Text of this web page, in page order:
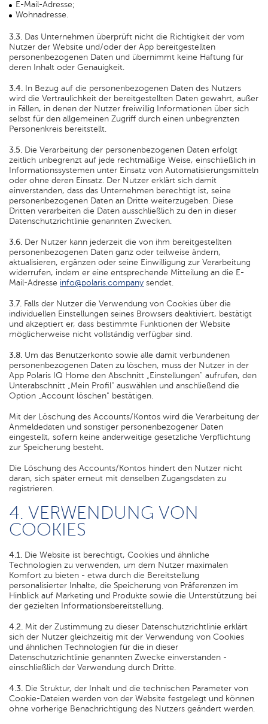
E-Mail-Adresse;
Wohnadresse.
3.3. Das Unternehmen überprüft nicht die Richtigkeit der vom
Nutzer der Website und/oder der App bereitgestellten
personenbezogenen Daten und übernimmt keine Haftung für
deren Inhalt oder Genauigkeit.
3.4. In Bezug auf die personenbezogenen Daten des Nutzers
wird die Vertraulichkeit der bereitgestellten Daten gewahrt, außer
in Fällen, in denen der Nutzer freiwillig Informationen über sich
selbst für den allgemeinen Zugriff durch einen unbegrenzten
Personenkreis bereitstellt.
3.5. Die Verarbeitung der personenbezogenen Daten erfolgt
zeitlich unbegrenzt auf jede rechtmäßige Weise, einschließlich in
Informationssystemen unter Einsatz von Automatisierungsmitteln
oder ohne deren Einsatz. Der Nutzer erklärt sich damit
einverstanden, dass das Unternehmen berechtigt ist, seine
personenbezogenen Daten an Dritte weiterzugeben. Diese
Dritten verarbeiten die Daten ausschließlich zu den in dieser
Datenschutzrichtlinie genannten Zwecken.
3.6. Der Nutzer kann jederzeit die von ihm bereitgestellten
personenbezogenen Daten ganz oder teilweise ändern,
aktualisieren, ergänzen oder seine Einwilligung zur Verarbeitung
widerrufen, indem er eine entsprechende Mitteilung an die E-
Mail-Adresse info@polaris.company sendet.
3.7. Falls der Nutzer die Verwendung von Cookies über die
individuellen Einstellungen seines Browsers deaktiviert, bestätigt
und akzeptiert er, dass bestimmte Funktionen der Website
möglicherweise nicht vollständig verfügbar sind.
3.8. Um das Benutzerkonto sowie alle damit verbundenen
personenbezogenen Daten zu löschen, muss der Nutzer in der
App Polaris IQ Home den Abschnitt „Einstellungen" aufrufen, den
Unterabschnitt „Mein Profil" auswählen und anschließend die
Option „Account löschen" bestätigen.
Mit der Löschung des Accounts/Kontos wird die Verarbeitung der
Anmeldedaten und sonstiger personenbezogener Daten
eingestellt, sofern keine anderweitige gesetzliche Verpflichtung
zur Speicherung besteht.
Die Löschung des Accounts/Kontos hindert den Nutzer nicht
daran, sich später erneut mit denselben Zugangsdaten zu
registrieren.
4. VERWENDUNG VON
COOKIES
4.1. Die Website ist berechtigt, Cookies und ähnliche
Technologien zu verwenden, um dem Nutzer maximalen
Komfort zu bieten - etwa durch die Bereitstellung
personalisierter Inhalte, die Speicherung von Präferenzen im
Hinblick auf Marketing und Produkte sowie die Unterstützung bei
der gezielten Informationsbereitstellung.
4.2. Mit der Zustimmung zu dieser Datenschutzrichtlinie erklärt
sich der Nutzer gleichzeitig mit der Verwendung von Cookies
und ähnlichen Technologien für die in dieser
Datenschutzrichtlinie genannten Zwecke einverstanden -
einschließlich der Verwendung durch Dritte.
4.3. Die Struktur, der Inhalt und die technischen Parameter von
Cookie-Dateien werden von der Website festgelegt und können
ohne vorherige Benachrichtigung des Nutzers geändert werden.